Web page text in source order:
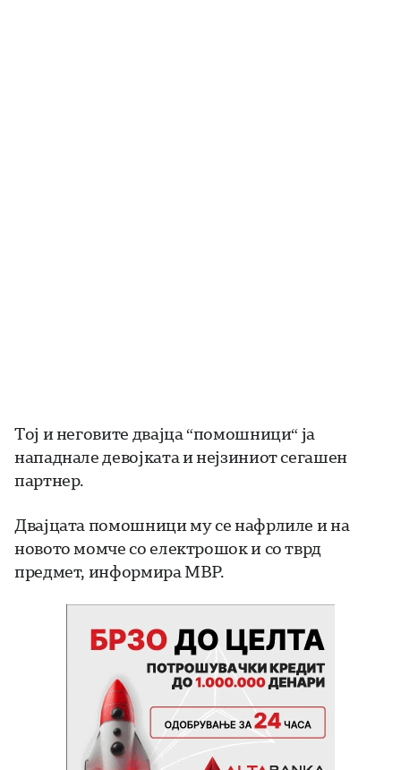
Тој и неговите двајца “помошници“ ја
нападнале девојката и нејзиниот сегашен
партнер.
Двајцата помошници му се нафрлиле и на
новото момче со електрошок и со тврд
предмет, информира МВР.